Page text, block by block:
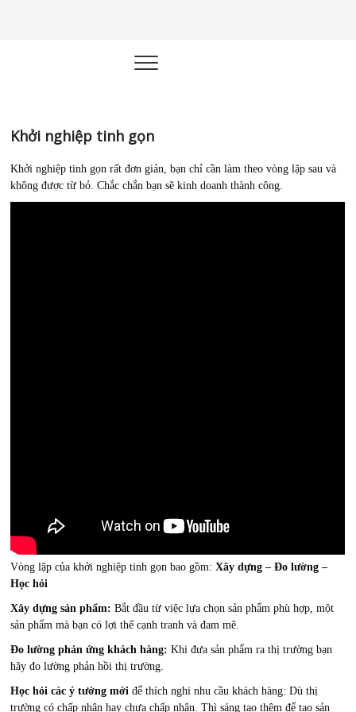
Quản trị –
Công Nghệ
Khởi nghiệp tinh gọn
Khởi nghiệp tinh gọn rất đơn giản, bạn chỉ cần làm theo vòng lặp sau và
không được từ bỏ. Chắc chắn bạn sẽ kinh doanh thành công.
Vòng lập của khởi nghiệp tinh gọn bao gồm: Xây dựng – Đo lường –
Học hỏi
Xây dựng sản phẩm:Bắt đầu từ việc lựa chọn sản phẩm phù hợp, một
sản phẩm mà bạn có lợi thế cạnh tranh và đam mê.
Đo lường phản ứng khách hàng: Khi đưa sản phẩm ra thị trường bạn
hãy đo lường phản hồi thị trường.
Học hỏi các ý tưởng mớiđể thích nghi nhu cầu khách hàng: Dù thị
trường có chấp nhận hay chưa chấp nhận. Thì sáng tạo thêm để tạo sản